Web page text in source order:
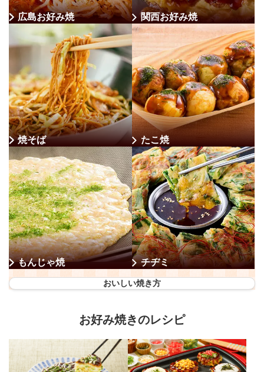
広島お好み焼 関西お好み焼
焼そば たこ焼
もんじゃ焼 チヂミ
おいしい焼き方
お好み焼きのレシピ